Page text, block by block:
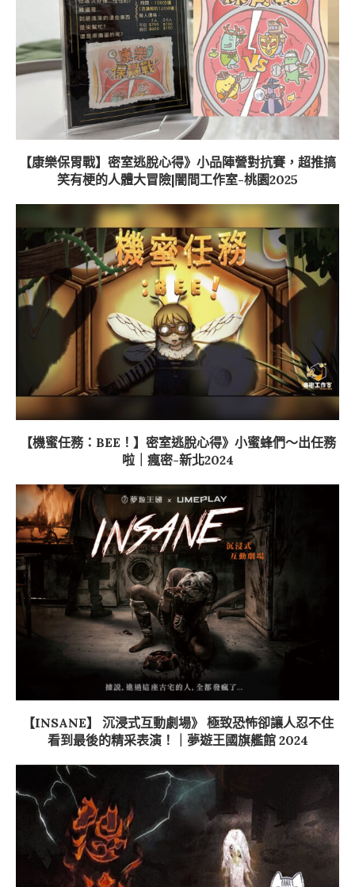
【康樂保胃戰】密室逃脫心得》小品陣營對抗賽，超推搞
笑有梗的人體大冒險|闇間工作室-桃園2025
【機蜜任務：BEE！】密室逃脫心得》小蜜蜂們～出任務
啦｜瘋密-新北2024
【INSANE】 沉浸式互動劇場》 極致恐怖卻讓人忍不住
看到最後的精采表演！｜夢遊王國旗艦館 2024